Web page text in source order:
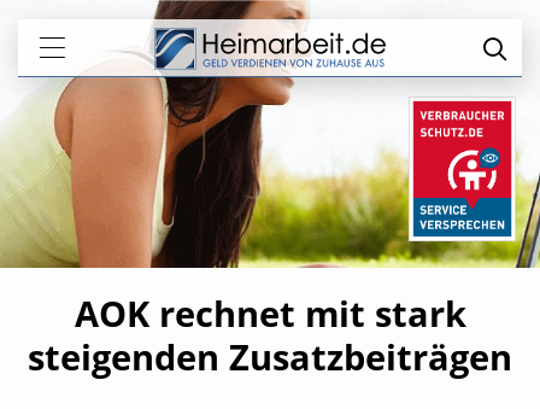
AOK rechnet mit stark
steigenden Zusatzbeiträgen